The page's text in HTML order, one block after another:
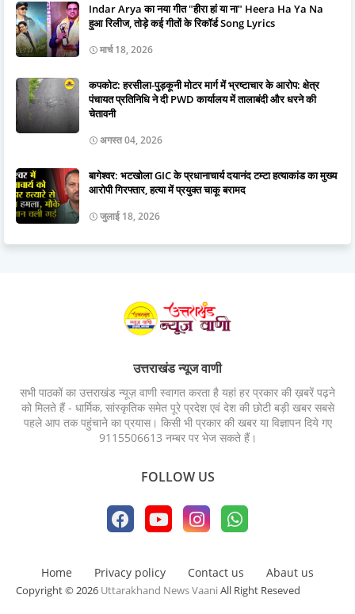
Indar Arya का नया गीत "हीरा हां या ना" Heera Ha Ya Na
हुआ रिलीज, तोड़े कई गीतों के रिकॉर्ड Song Lyrics
मार्च 18, 2026
कपकोट: हरसीला-पुड़कूनी मोटर मार्ग में भ्रष्टाचार के आरोप: क्षेत्र
पंचायत प्रतिनिधि ने दी PWD कार्यालय में तालाबंदी और धरने की
चेतावनी
अगस्त 04, 2026
बागेश्वर: भटखोला GIC के प्रधानाचार्य दयानंद टम्टा हत्याकांड का मुख्य
आरोपी गिरफ्तार, हत्या में प्रयुक्त चाकू बरामद
जुलाई 18, 2026
उत्तराखंड न्यूज वाणी
सभी पाठकों का उत्तराखंड न्यूज़ वाणी स्वागत करता है यहां हर प्रकार की ख़बरें पढ़ने
को मिलते हैं - धार्मिक, सांस्कृतिक समेत पूरे प्रदेश एवं देश की छोटी बड़ी खबर सबसे
पहले आप तक पहुंचाने का प्रयास। किसी भी प्रकार की खबर या विज्ञापन दिये गए
9115506613 नम्बर पर भेज सकते हैं।
FOLLOW US
Home Privacy policy Contact us Abaut us
Copyright © 2026 Uttarakhand News Vaani All Right Reseved